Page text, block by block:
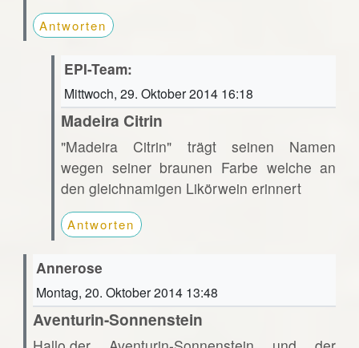
Antworten
EPI-Team:
Mittwoch, 29. Oktober 2014 16:18
Madeira Citrin
"Madeira Citrin" trägt seinen Namen
wegen seiner braunen Farbe welche an
den gleichnamigen Likörwein erinnert
Antworten
Annerose
Montag, 20. Oktober 2014 13:48
Aventurin-Sonnenstein